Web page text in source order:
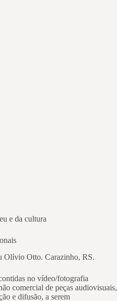
e da cultura
Olívio Otto. Carazinho, RS.
no vídeo/fotografia
comercial de peças audiovisuais,
e difusão, a serem